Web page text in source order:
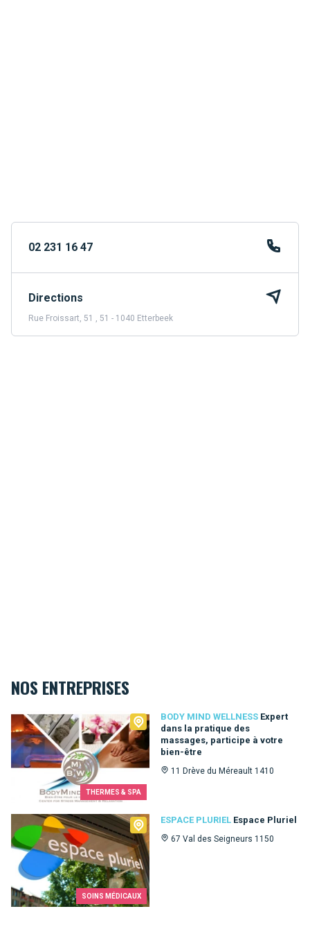
02 231 16 47
Directions
Rue Froissart, 51 , 51 - 1040 Etterbeek
NOS ENTREPRISES
THERMES & SPA
BODY MIND WELLNESS Expert
dans la pratique des
massages, participe à votre
bien-être
11 Drève du Méreault 1410
Body Mind Wellness
SOINS MÉDICAUX
ESPACE PLURIEL Espace Pluriel
67 Val des Seigneurs 1150
Espace Pluriel